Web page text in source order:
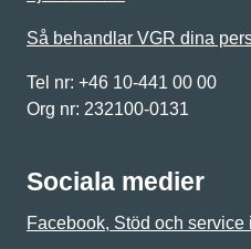
Så behandlar VGR dina
Tel nr: +46 10-441 00 00
Org nr: 232100-0131
Sociala medier
Facebook, Stöd och service